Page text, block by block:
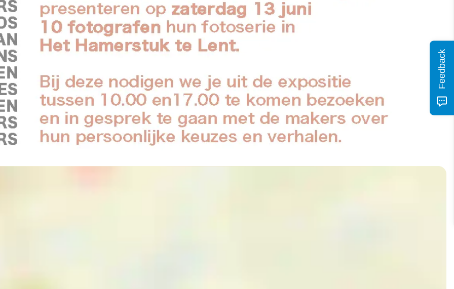
Feedback